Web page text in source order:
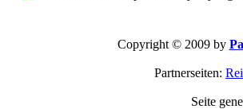
Copyright © 2009 by
Partnerseiten:
Seite